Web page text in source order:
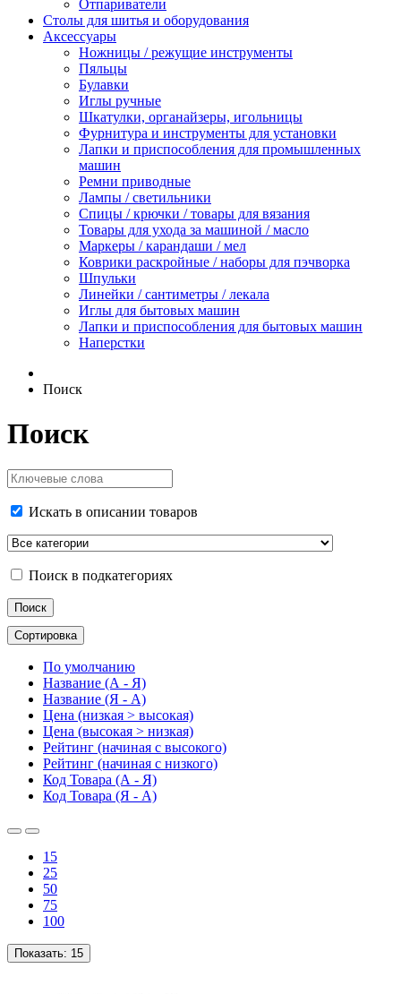
Отпариватели
Столы для шитья и оборудования
Аксессуары
Ножницы / режущие инструменты
Пяльцы
Булавки
Иглы ручные
Шкатулки, органайзеры, игольницы
Фурнитура и инструменты для установки
Лапки и приспособления для промышленных
машин
Ремни приводные
Лампы / светильники
Спицы / крючки / товары для вязания
Товары для ухода за машиной / масло
Маркеры / карандаши / мел
Коврики раскройные / наборы для пэчворка
Шпульки
Линейки / сантиметры / лекала
Иглы для бытовых машин
Лапки и приспособления для бытовых машин
Наперстки
Поиск
Поиск
Искать в описании товаров
Поиск в подкатегориях
Сортировка
По умолчанию
Название (А - Я)
Название (Я - А)
Цена (низкая > высокая)
Цена (высокая > низкая)
Рейтинг (начиная с высокого)
Рейтинг (начиная с низкого)
Код Товара (А - Я)
Код Товара (Я - А)
15
25
50
75
100
Показать: 15